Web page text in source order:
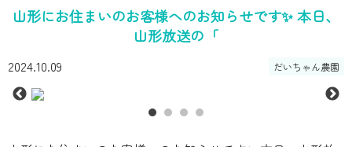
山形にお住まいのお客様へのお知らせです✨ 本日、
山形放送の「
2024.10.09 だいちゃん農園